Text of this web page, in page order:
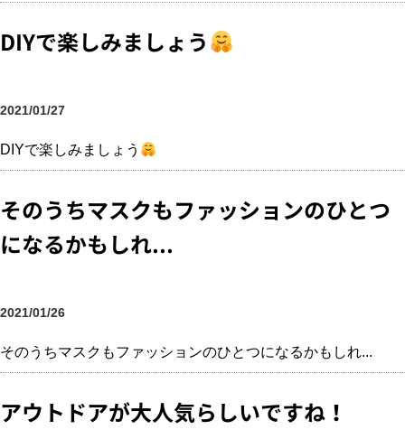
DIYで楽しみましょう
2021/01/27
DIYで楽しみましょう
そのうちマスクもファッションのひとつ
になるかもしれ...
2021/01/26
そのうちマスクもファッションのひとつになるかもしれ...
アウトドアが大人気らしいですね！